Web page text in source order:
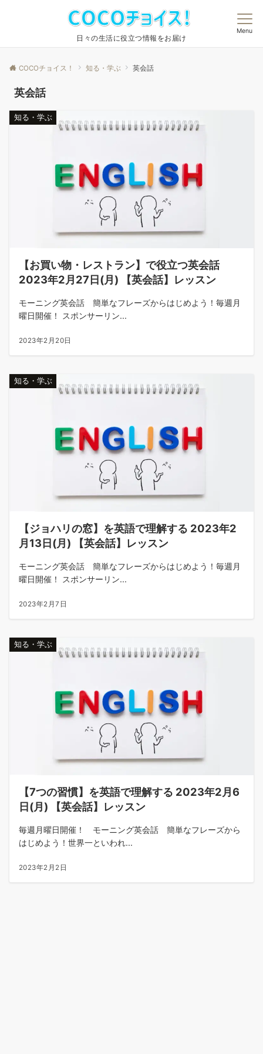
日々の生活に役立つ情報をお届け
Menu
COCOチョイス！ 知る・学ぶ 英会話
英会話
知る・学ぶ
【お買い物・レストラン】で役立つ英会話
2023年2月27日(月) 【英会話】レッスン
モーニング英会話 簡単なフレーズからはじめよう！毎週月
曜日開催！ スポンサーリン...
2023年2月20日
知る・学ぶ
【ジョハリの窓】を英語で理解する 2023年2
月13日(月) 【英会話】レッスン
モーニング英会話 簡単なフレーズからはじめよう！毎週月
曜日開催！ スポンサーリン...
2023年2月7日
知る・学ぶ
【7つの習慣】を英語で理解する 2023年2月6
日(月) 【英会話】レッスン
毎週月曜日開催！ モーニング英会話 簡単なフレーズから
はじめよう！世界一といわれ...
2023年2月2日